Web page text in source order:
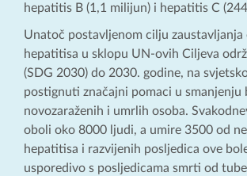
hepatitis B (1,1 milijun) i hepatitis C
Unatoč postavljenom cilju zaustavljanja
hepatitisa u sklopu UN-ovih Ciljeva
(SDG 2030) do 2030. godine, na
postignuti značajni pomaci u smanjenju
novozaraženih i umrlih osoba.
oboli oko 8000 ljudi, a umire 3500 od
hepatitisa i razvijenih posljedica ove
usporedivo s posljedicama smrti od